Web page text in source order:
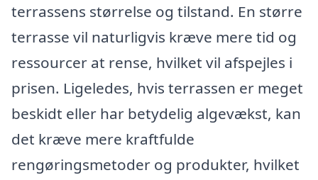
terrassens størrelse og tilstand. En større
terrasse vil naturligvis kræve mere tid og
ressourcer at rense, hvilket vil afspejles i
prisen. Ligeledes, hvis terrassen er meget
beskidt eller har betydelig algevækst, kan
det kræve mere kraftfulde
rengøringsmetoder og produkter, hvilket